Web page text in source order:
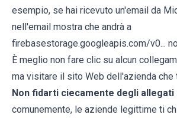
esempio, se hai ricevuto un'email da
nell'email mostra che andrà a
firebasestorage.googleapis.com/v0...
È meglio non fare clic su alcun
ma visitare il sito Web dell'azienda che
Non fidarti ciecamente degli allegati
comunemente, le aziende legittime ti